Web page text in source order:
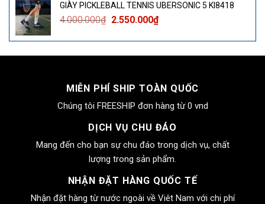
4.000.000₫.là:
2.550.000₫.
GIÀY PICKLEBALL TENNIS UBERSONIC 5 KI8418
4.000.000₫ Giá
là:
4.000.000₫.
2.550.000₫Giá
tại
là:
MIỄN PHÍ SHIP TOÀN QUỐC
Chúng tôi FREESHIP đơn hàng từ 0 vnd
DỊCH VỤ CHU ĐÁO
Mang đến cho bạn sự chu đáo trong dịch vụ, chất
lượng trong sản phẩm.
NHẬN ĐẶT HÀNG QUỐC TẾ
Nhận đặt hàng từ nước ngoài về Viêt Nam với chi phí